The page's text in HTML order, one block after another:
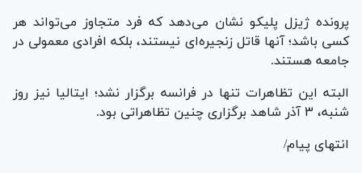
پرونده ژیزل پلیکو نشان می‌دهد که فرد متجاوز می‌تواند هر
کسی باشد؛ آنها قاتل زنجیره‌ای نیستند، بلکه افرادی معمولی در
جامعه هستند.
البته این تظاهرات تنها در فرانسه برگزار نشد؛ ایتالیا نیز روز
شنبه، ۳ آذر شاهد برگزاری چنین تظاهراتی بود.
انتهای پیام/